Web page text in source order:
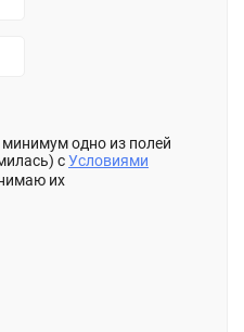
одно из полей
сУсловиями
их